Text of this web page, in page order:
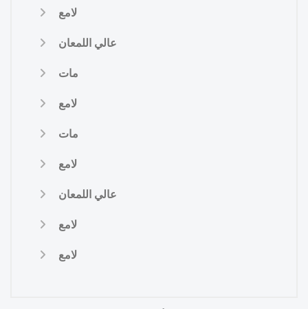
لامع
عالي اللمعان
مات
لامع
مات
لامع
عالي اللمعان
لامع
لامع